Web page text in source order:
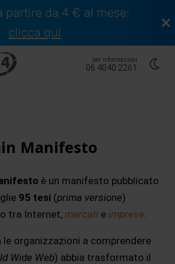
partire da 4 € al mese:
clicca qui
per informazioni
06.4040.2261
Manifesto
è un manifesto pubblicato
95 tesi (prima versione)
tra Internet, mercati e imprese.
organizzazioni a comprendere
Wide Web) abbia trasformato il